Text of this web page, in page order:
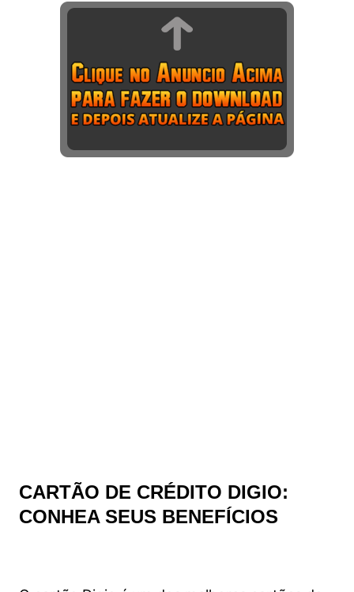
CARTÃO DE CRÉDITO DIGIO:
CONHEA SEUS BENEFÍCIOS